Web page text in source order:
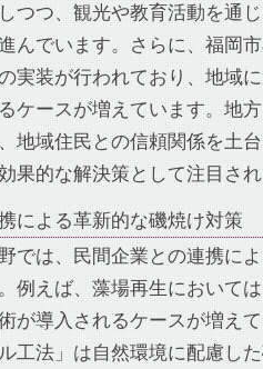
つつ、観光や教育活動を通
んでいます。さらに、福岡
実装が行われており、地域
ケースが増えています。地
地域住民との信頼関係を土
果的な解決策として注目さ
による革新的な磯焼け対策
では、民間企業との連携に
例えば、藻場再生において
が導入されるケースが増え
工法」は自然環境に配慮し